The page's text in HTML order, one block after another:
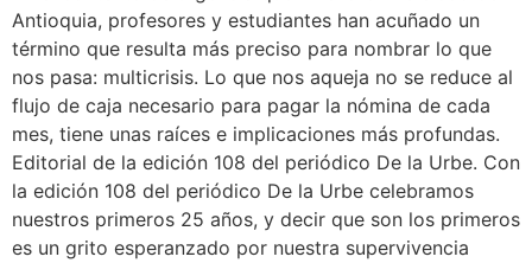
Antioquia, profesores y estudiantes han acuñado un
término que resulta más preciso para nombrar lo que
nos pasa: multicrisis. Lo que nos aqueja no se reduce al
flujo de caja necesario para pagar la nómina de cada
mes, tiene unas raíces e implicaciones más profundas.
Editorial de la edición 108 del periódico De la Urbe. Con
la edición 108 del periódico De la Urbe celebramos
nuestros primeros 25 años, y decir que son los primeros
es un grito esperanzado por nuestra supervivencia